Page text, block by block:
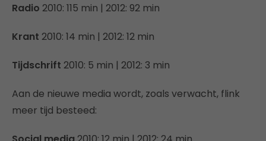
Radio 2010: 115 min | 2012: 92 min
Krant 2010: 14 min | 2012: 12 min
Tijdschrift 2010: 5 min | 2012: 3 min
Aan de nieuwe media wordt, zoals verwacht, flink
meer tijd besteed: